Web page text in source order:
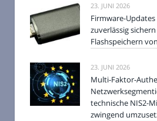
23. JUNI 2026
Firmware-
zuverlässig
Flashspeichern
23. JUNI 2026
Multi-Faktor-
technische NIS2-
zwingend